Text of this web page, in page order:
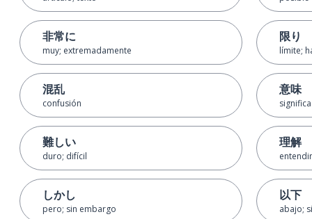
非常に
muy; extremadamente
混乱
confusión
難しい
duro; difícil
しかし
pero; sin embargo
限り
límite;
意味
理解
以下
abajo;